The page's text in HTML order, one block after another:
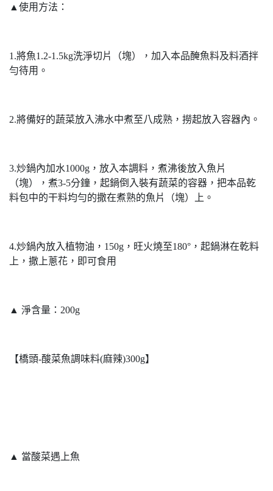
▲使用方法：
1.將魚1.2-1.5kg洗淨切片（塊），加入本品醃魚料及料酒拌
勻待用。
2.將備好的蔬菜放入沸水中煮至八成熟，撈起放入容器內。
3.炒鍋內加水1000g，放入本調料，煮沸後放入魚片
（塊），煮3-5分鐘，起鍋倒入裝有蔬菜的容器，把本品乾
料包中的干料均勻的撒在煮熟的魚片（塊）上。
4.炒鍋內放入植物油，150g，旺火燒至180°，起鍋淋在乾料
上，撒上蔥花，即可食用
▲ 淨含量：200g
【橋頭-酸菜魚調味料(麻辣)300g】
▲ 當酸菜遇上魚